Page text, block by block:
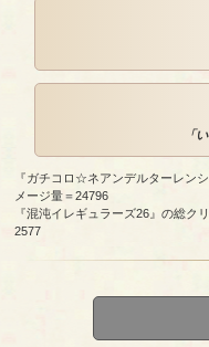
「
『ガチコロ☆ネアンデルターレン
メージ量＝24796
『混沌イレギュラーズ26』の総ク
2577